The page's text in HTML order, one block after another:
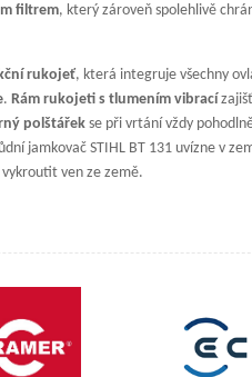
filtrem, který zároveň spolehlivě
rukojeť, která integruje všechny
. Rám rukojeti s tlumením vibrací
polštářekse při vrtání vždy
jamkovač STIHL BT 131 uvízne v
ven ze země.